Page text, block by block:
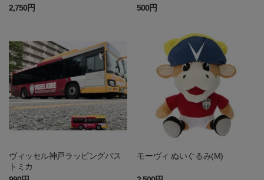
2,750円
500円
ヴィッセル神戸ラッピングバス
トミカ
モーヴィ ぬいぐるみ(M)